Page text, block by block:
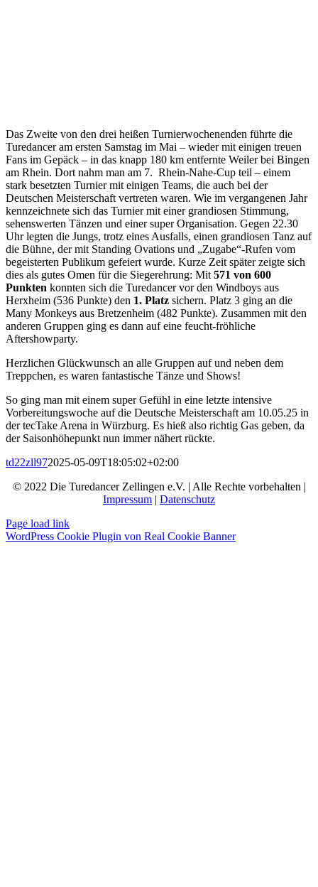
Das Zweite von den drei heißen Turnierwochenenden führte die
Turedancer am ersten Samstag im Mai – wieder mit einigen treuen
Fans im Gepäck – in das knapp 180 km entfernte Weiler bei Bingen
am Rhein. Dort nahm man am 7. Rhein-Nahe-Cup teil – einem
stark besetzten Turnier mit einigen Teams, die auch bei der
Deutschen Meisterschaft vertreten waren. Wie im vergangenen Jahr
kennzeichnete sich das Turnier mit einer grandiosen Stimmung,
sehenswerten Tänzen und einer super Organisation. Gegen 22.30
Uhr legten die Jungs, trotz eines Ausfalls, einen grandiosen Tanz auf
die Bühne, der mit Standing Ovations und „Zugabe“-Rufen vom
begeisterten Publikum gefeiert wurde. Kurze Zeit später zeigte sich
dies als gutes Omen für die Siegerehrung: Mit 571 von 600
Punkten konnten sich die Turedancer vor den Windboys aus
Herxheim (536 Punkte) den 1. Platz sichern. Platz 3 ging an die
Many Monkeys aus Bretzenheim (482 Punkte). Zusammen mit den
anderen Gruppen ging es dann auf eine feucht-fröhliche
Aftershowparty.
Herzlichen Glückwunsch an alle Gruppen auf und neben dem
Treppchen, es waren fantastische Tänze und Shows!
So ging man mit einem super Gefühl in eine letzte intensive
Vorbereitungswoche auf die Deutsche Meisterschaft am 10.05.25 in
der tecTake Arena in Würzburg. Es hieß also richtig Gas geben, da
der Saisonhöhepunkt nun immer nähert rückte.
td22zll972025-05-09T18:05:02+02:00
© 2022 Die Turedancer Zellingen e.V. | Alle Rechte vorbehalten |
Impressum | Datenschutz
Page load link
WordPress Cookie Plugin von Real Cookie Banner